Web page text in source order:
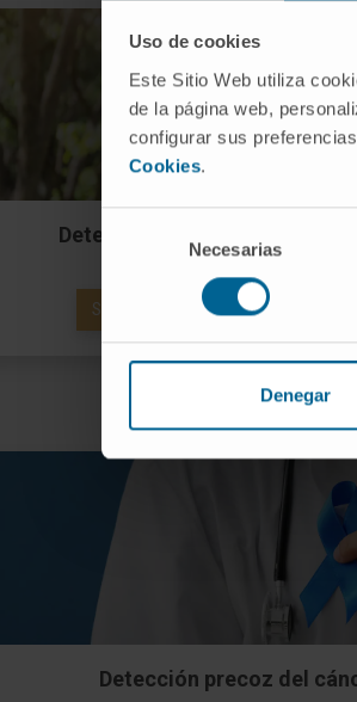
Uso de cookies
Este Sitio Web utiliza
de la página web,
configurar sus
Cookies.
de
consentimiento
Necesarias
Denegar
Detección precoz del cáncer
SABER MÁS SOBRE EL SCREENING DE
Detección precoz del